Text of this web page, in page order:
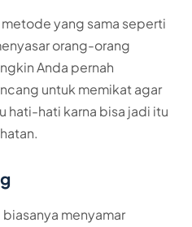
yang sama seperti
orang-orang
Anda pernah
untuk memikat agar
hati-hati karna bisa jadi itu
menyamar